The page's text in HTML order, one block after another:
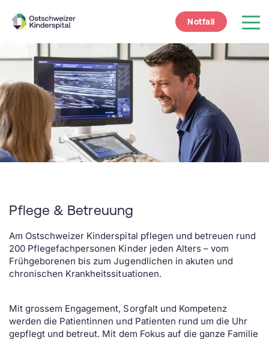
Pflege & Betreuung
Am Ostschweizer Kinderspital pflegen und betreuen rund
200 Pflegefachpersonen Kinder jeden Alters – vom
Frühgeborenen bis zum Jugendlichen in akuten und
chronischen Krankheitssituationen.
Mit grossem Engagement, Sorgfalt und Kompetenz
werden die Patientinnen und Patienten rund um die Uhr
gepflegt und betreut. Mit dem Fokus auf die ganze Familie
Notfall